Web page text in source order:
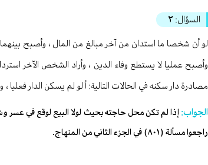
السؤال: ٢
لو أن شخصا ما استدان من آخر مبالغ من المال ، وأصبح
وأصبح عمليا لا يستطع وفاء الدين ، وأراد الشخص الآخر
مصادرة دار سكنه في الحالات التالية: أ لو لم يسكن الدار
الجواب: إذا لم تكن محل حاجته بحيث لولا البيع لوقع في عسر
راجعوا مسألة (٨٠١) في الجزء الثاني من المنهاج.